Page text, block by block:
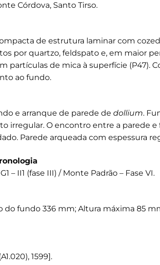
Córdova, Santo Tirso.
de estrutura laminar com
por quartzo, feldspato e, em maior
partículas de mica à superfície (P47).
ao fundo.
e arranque de parede dedollium.
irregular. O encontro entre a parede
Parede arqueada com espessura
– II1 (fase III) / Monte Padrão – Fase VI.
fundo 336 mm; Altura máxima 85
1599].